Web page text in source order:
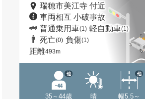
瑞穂市美江寺 付近
車両相互 小破事故
普通乗用車(1) 軽自動車(1)
死亡(0) 負傷(1)
距離493m
35～44歳
他
晴
幅5.5～
他